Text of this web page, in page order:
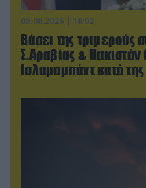
08.08.2026 | 18:02
Βάσει της τριμερούς
Σ.Αραβίας &
Ισλαμαμπάντ κατά